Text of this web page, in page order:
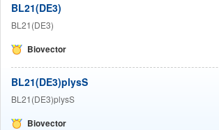
BL21(DE3)
BL21(DE3)
Biovector
BL21(DE3)plysS
BL21(DE3)plysS
Biovector